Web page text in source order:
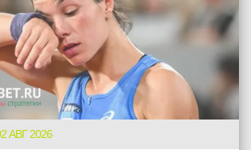
АВГ 2026